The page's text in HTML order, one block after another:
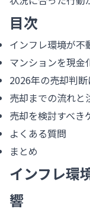
目次
インフレ環境が不
マンションを現金
2026年の売却判
売却までの流れと
売却を検討すべき
よくある質問
まとめ
インフレ環
響